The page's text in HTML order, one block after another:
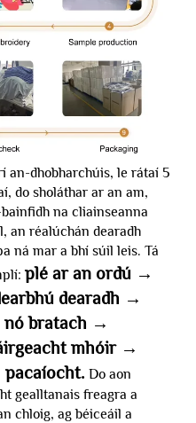
an-dhobharchúis, le rátaí 5
do sholáthar ar an am,
na cliainseanna
an réalúchán dearadh
ná mar a bhí súil leis. Tá
plé ar an ordú →
dearadh →
bratach →
mhóir →
Do aon
gealltanais freagra a
chloig, ag béiceáil a